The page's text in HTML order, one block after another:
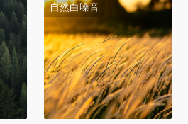
自然白噪音